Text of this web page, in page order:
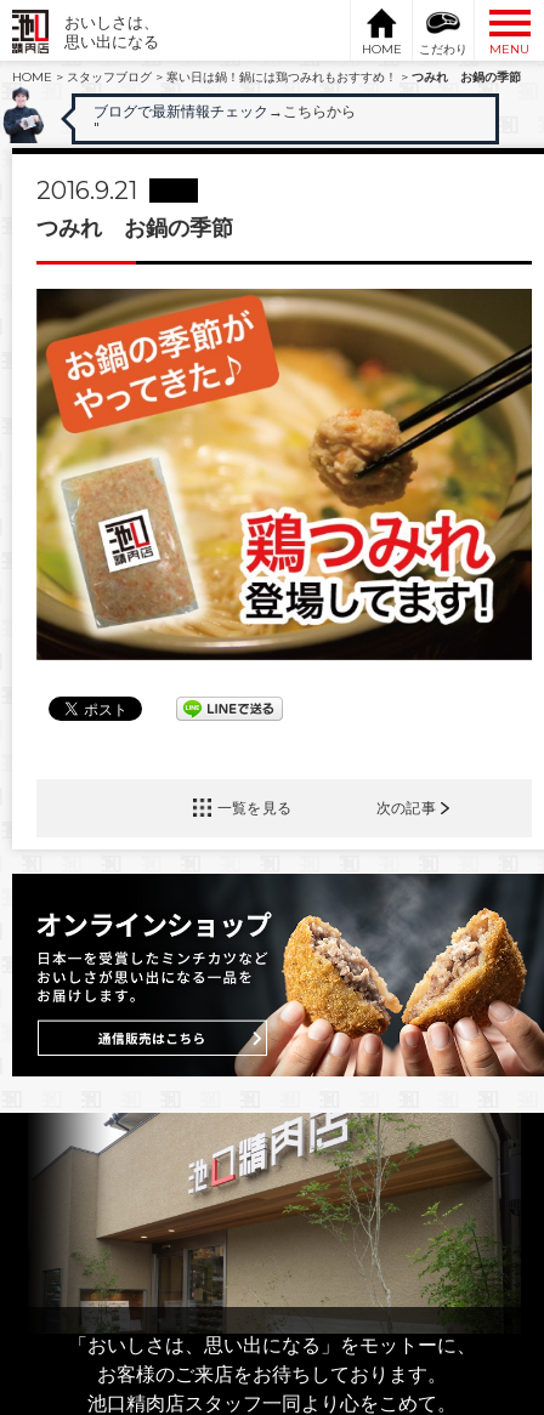
おいしさは、
思い出になる
HOME こだわり
MENU
HOME > スタッフブログ > 寒い日は鍋！鍋には鶏つみれもおすすめ！ > つみれ お鍋の季節
ブログで最新情報チェック →こちらから
"
2016.9.21
つみれ お鍋の季節
一覧を見る 次の記事
「おいしさは、思い出になる」をモットーに、
お客様のご来店をお待ちしております。
池口精肉店スタッフ一同より心をこめて。